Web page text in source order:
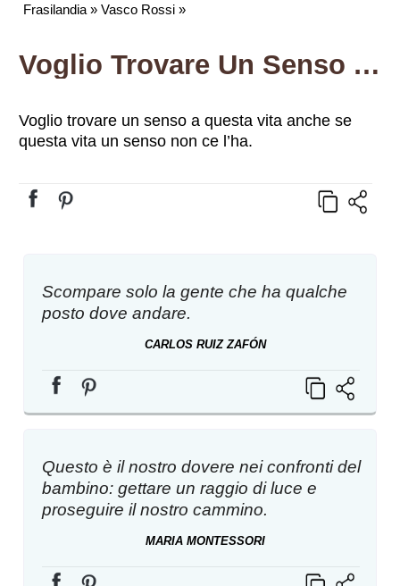
Frasilandia »Vasco Rossi »
Voglio Trovare Un Senso A Questa Vita Anche Se Questa Vita Un Senso Non Ce L’ha.
Voglio trovare un senso a questa vita anche se
questa vita un senso non ce l’ha.
Scompare solo la gente che ha qualche
posto dove andare.
CARLOS RUIZ ZAFÓN
Questo è il nostro dovere nei confronti del
bambino: gettare un raggio di luce e
proseguire il nostro cammino.
MARIA MONTESSORI